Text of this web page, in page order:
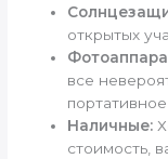
открытых
все
Наличные:
стоимость,